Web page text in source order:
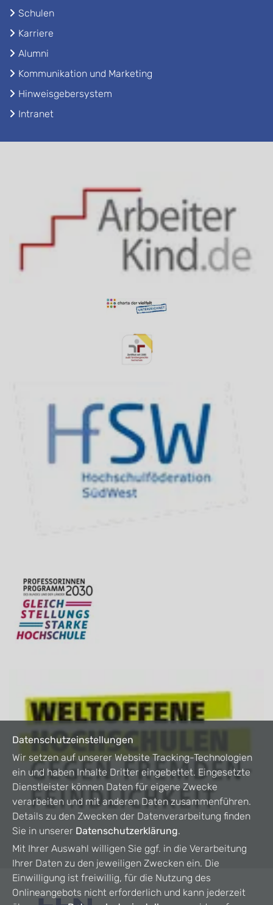
Schulen
Karriere
Alumni
Kommunikation und Marketing
Hinweisgebersystem
Intranet
Datenschutzeinstellungen
Wir setzen auf unserer Website Tracking-Technologien
ein und haben Inhalte Dritter eingebettet. Eingesetzte
Dienstleister können Daten für eigene Zwecke
verarbeiten und mit anderen Daten zusammenführen.
Details zu den Zwecken der Datenverarbeitung finden
Sie in unserer Datenschutzerklärung.
Mit Ihrer Auswahl willigen Sie ggf. in die Verarbeitung
Ihrer Daten zu den jeweiligen Zwecken ein. Die
Einwilligung ist freiwillig, für die Nutzung des
Onlineangebots nicht erforderlich und kann jederzeit